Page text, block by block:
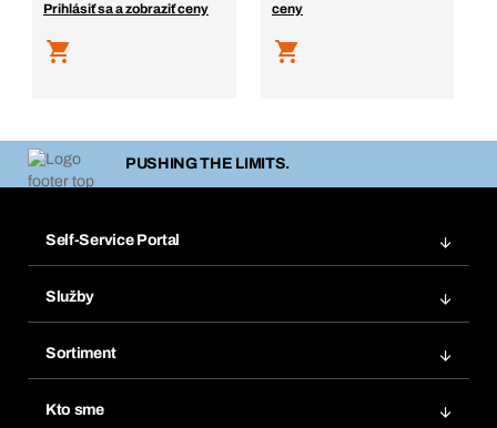
Prihlásiť sa a zobraziť ceny
ceny
PUSHING THE LIMITS.
Self-Service Portal
Obľúbené
Opakované objednávky
Predplatné
Služby
Chemická databáza
Sortiment
Kto sme